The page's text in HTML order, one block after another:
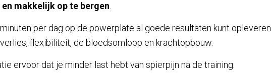
makkelijk op te bergen
per dag op de powerplate al goede resultaten kunt opleveren.
flexibiliteit, de bloedsomloop en krachtopbouw.
ervoor dat je minder last hebt van spierpijn na de training.